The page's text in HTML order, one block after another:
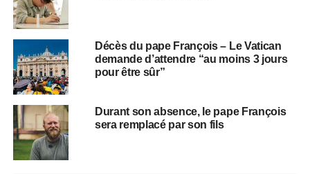
Décès du pape François – Le Vatican
demande d’attendre “au moins 3 jours
pour être sûr”
Durant son absence, le pape François
sera remplacé par son fils